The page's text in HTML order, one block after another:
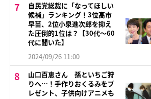
自民党総裁に「なってほしい
候補」ランキング！3位高市
早苗、2位小泉進次郎を抑え
た圧倒的1位は？【30代〜60
代に聞いた】
2024/09/26 11:00
山口百恵さん 孫といちご狩
りへ…！手作りおくるみをプ
レゼント、子供向けアニメも